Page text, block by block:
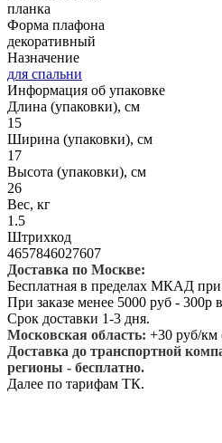
планка
Форма плафона
декоративный
Назначение
для спальни
Информация об упаковке
Длина (упаковки), см
15
Ширина (упаковки), см
17
Высота (упаковки), см
26
Вес, кг
1.5
Штрихкод
4657846027607
Доставка по Москве:
Бесплатная в пределах МКАД при
При заказе менее 5000 руб -
Срок доставки 1-3 дня.
Московская область: +30 руб/
Доставка до транспортной
регионы - бесплатно.
Далее по тарифам ТК.